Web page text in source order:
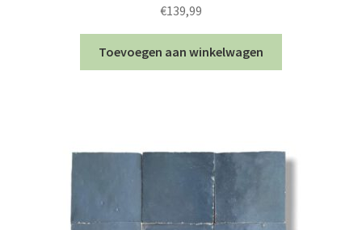
€139,99
Toevoegen aan winkelwagen